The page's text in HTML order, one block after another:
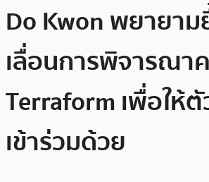
Do Kwon พยายาม
เลื่อนการพิจารณา
Terraform เพื่อให้ตั
เข้าร่วมด้วย